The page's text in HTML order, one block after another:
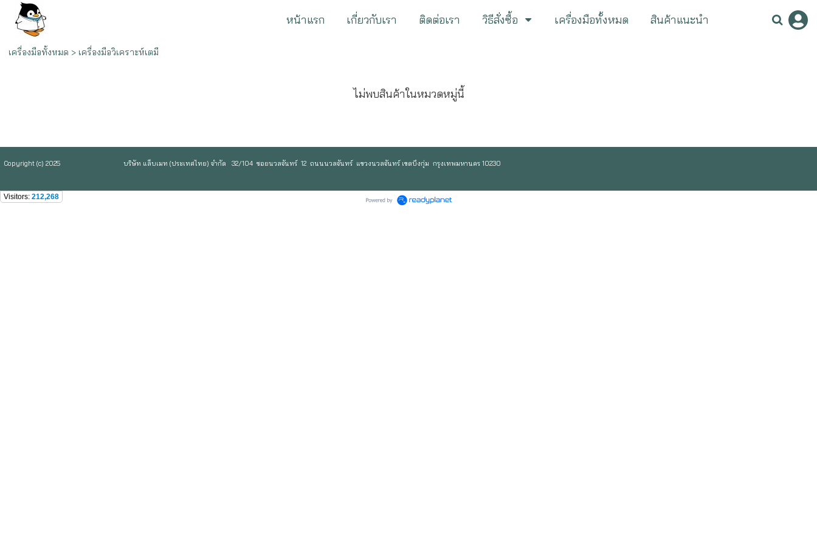
หน้าแรก เกี่ยวกับเรา ติดต่อเรา วิธีสั่งซื้อ เครื่องมือทั้งหมด สินค้าแนะนำ
เครื่องมือทั้งหมด > เครื่องมือวิเคราะห์เตมี
ไม่พบสินค้าในหมวดหมู่นี้
Copyright (c) 2025 บริษัท แล็บเมท (ประเทศไทย) จำกัด 32/104 ซอยนวลจันทร์ 12 ถนนนวลจันทร์ แขวงนวลจันทร์ เขตบึงกุ่ม กรุงเทพมหานคร 10230
Visitors: 212,268